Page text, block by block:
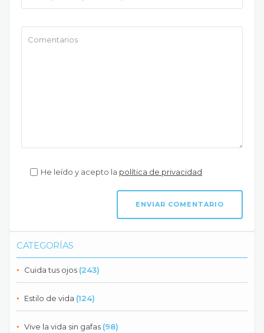
He leído y acepto la política de privacidad
CATEGORÍAS
Cuida tus ojos (243)
Estilo de vida (124)
Vive la vida sin gafas (98)